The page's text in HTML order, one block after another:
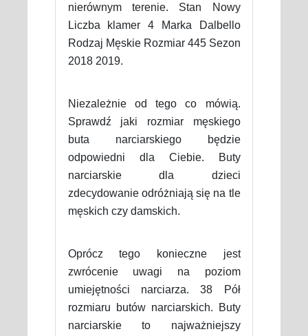
nierównym terenie. Stan Nowy
Liczba klamer 4 Marka Dalbello
Rodzaj Męskie Rozmiar 445 Sezon
2018 2019.
Niezależnie od tego co mówią.
Sprawdź jaki rozmiar męskiego
buta narciarskiego będzie
odpowiedni dla Ciebie. Buty
narciarskie dla dzieci
zdecydowanie odróżniają się na tle
męskich czy damskich.
Oprócz tego konieczne jest
zwrócenie uwagi na poziom
umiejętności narciarza. 38 Pół
rozmiaru butów narciarskich. Buty
narciarskie to najważniejszy